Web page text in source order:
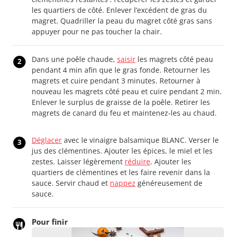
les quartiers de côté. Enlever l’excédent de gras du
magret. Quadriller la peau du magret côté gras sans
appuyer pour ne pas toucher la chair.
2 Dans une poêle chaude, saisir les magrets côté peau
pendant 4 min afin que le gras fonde. Retourner les
magrets et cuire pendant 3 minutes. Retourner à
nouveau les magrets côté peau et cuire pendant 2 min.
Enlever le surplus de graisse de la poêle. Retirer les
magrets de canard du feu et maintenez-les au chaud.
3 Déglacer avec le vinaigre balsamique BLANC. Verser le
jus des clémentines. Ajouter les épices, le miel et les
zestes. Laisser légèrement réduire. Ajouter les
quartiers de clémentines et les faire revenir dans la
sauce. Servir chaud et nappez généreusement de
sauce.
Pour finir